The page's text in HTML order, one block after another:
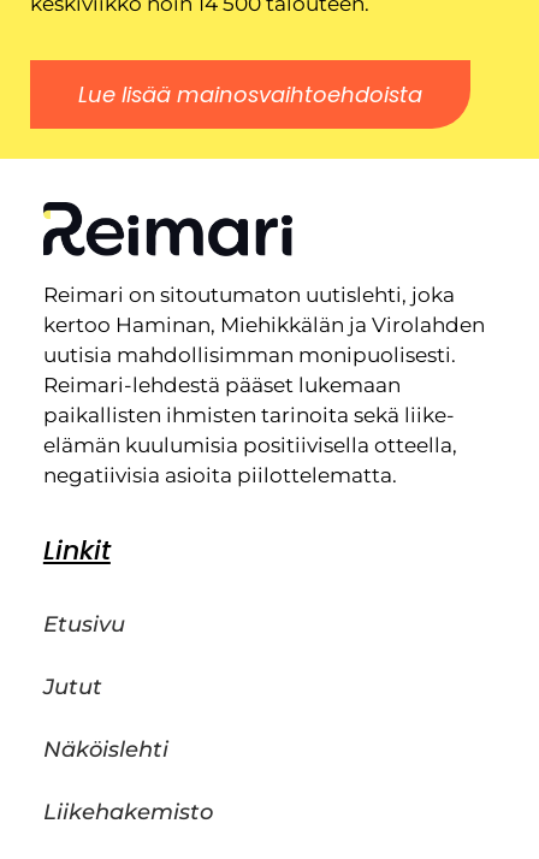
Lue lisää mainosvaihtoehdoista
Reimari on sitoutumaton uutislehti, joka
kertoo Haminan, Miehikkälän ja Virolahden
uutisia mahdollisimman monipuolisesti.
Reimari-lehdestä pääset lukemaan
paikallisten ihmisten tarinoita sekä liike-
elämän kuulumisia positiivisella otteella,
negatiivisia asioita piilottelematta.
Linkit
Etusivu
Jutut
Näköislehti
Liikehakemisto